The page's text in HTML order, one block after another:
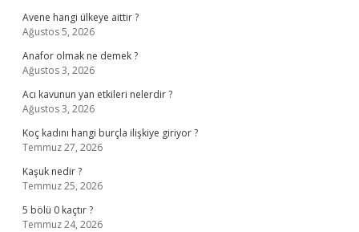
Avene hangi ülkeye aittir ?
Ağustos 5, 2026
Anafor olmak ne demek ?
Ağustos 3, 2026
Acı kavunun yan etkileri nelerdir ?
Ağustos 3, 2026
Koç kadını hangi burçla ilişkiye giriyor ?
Temmuz 27, 2026
Kaşuk nedir ?
Temmuz 25, 2026
5 bölü 0 kaçtır ?
Temmuz 24, 2026